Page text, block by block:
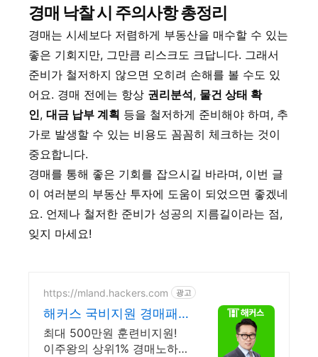
경매 낙찰 시 주의사항 총정리
경매는 시세보다 저렴하게 부동산을 매수할 수 있는
좋은 기회지만, 그만큼 리스크도 크답니다. 그래서
준비가 철저하지 않으면 오히려 손해를 볼 수도 있
어요. 경매 전에는 항상 권리분석, 물건 상태 확
인, 대금 납부 계획 등을 철저하게 준비해야 하며, 추
가로 발생할 수 있는 비용도 꼼꼼히 체크하는 것이
중요합니다.
경매를 통해 좋은 기회를 잡으시길 바라며, 이번 글
이 여러분의 부동산 투자에 도움이 되었으면 좋겠네
요. 언제나 철저한 준비가 성공의 지름길이라는 점,
잊지 마세요!
https://mland.hackers.com 광고
해커스 국비지원 경매패
키지 내일배움카드 특급
지원 혜택!
최대 500만원 훈련비지원!
이주왕의 상위1% 경매노하우